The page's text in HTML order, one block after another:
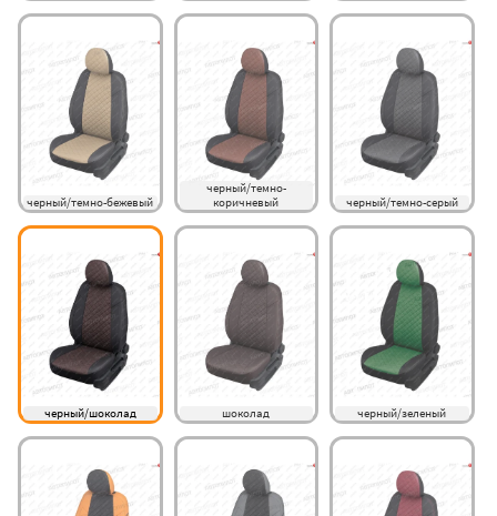
черный/темно-бежевый
черный/темно-
коричневый
черный/темно-серый
черный/шоколад шоколад черный/зеленый